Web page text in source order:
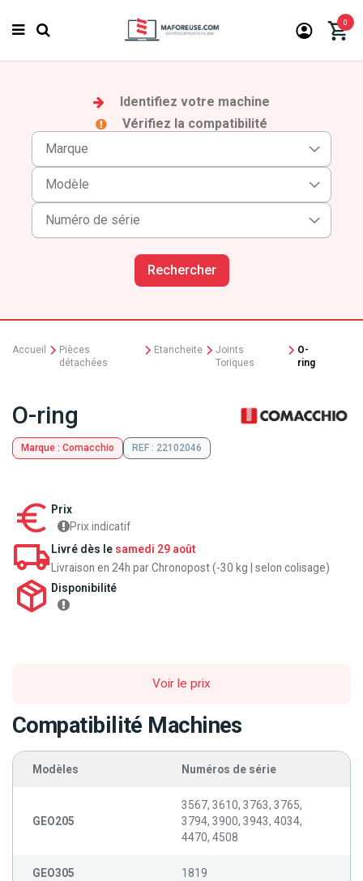
0
Identifiez votre machine
Vérifiez la compatibilité
Rechercher
Accueil
Pièces
détachées
Etancheite
Joints
Toriques
O-
ring
O-ring
Marque : Comacchio REF : 22102046
Prix
Prix indicatif
Livré dès le samedi 29 août
Livraison en 24h par Chronopost (-30 kg | selon colisage)
Disponibilité
Voir le prix
Compatibilité Machines
Modèles Numéros de série
GEO205
3567, 3610, 3763, 3765,
3794, 3900, 3943, 4034,
4470, 4508
GEO305 1819